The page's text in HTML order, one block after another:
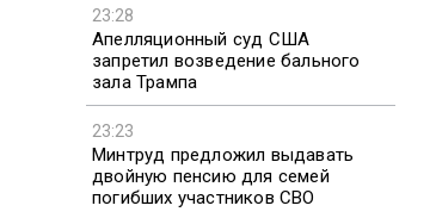
23:28
Апелляционный суд США
запретил возведение бального
зала Трампа
23:23
Минтруд предложил выдавать
двойную пенсию для семей
погибших участников СВО